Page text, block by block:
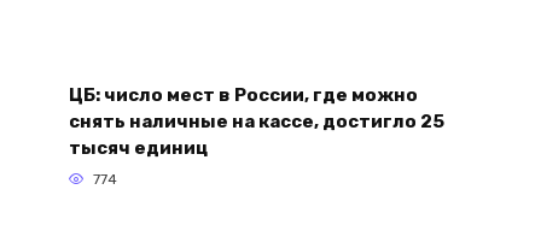
ЦБ: число мест в России, где можно
снять наличные на кассе, достигло 25
тысяч единиц
774